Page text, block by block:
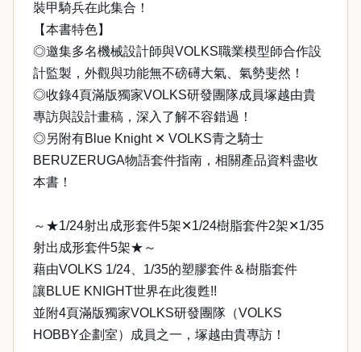
裝甲騎兵在此集合！
【本書特色】
◎邀集多名機械設計師與VOLKS職業模型師合作設
計監製，外觀與功能無不磅礡大氣、氣勢斐然！
◎收錄4頁滿版獨家VOLKS研發團隊成員塚越由貴
專訪與設計畫稿，深入了解不容錯過！
◎另附有Blue Knight ✕ VOLKS青之騎士
BERUZERUGA物語套件指南，相關產品資料盡收
本書！
～★1/24射出成形套件5架✕1/24樹脂套件2架✕1/35
射出成形套件5架★～
藉由VOLKS 1/24、1/35的塑膠套件＆樹脂套件
讓BLUE KNIGHT世界在此復甦!!
並附4頁滿版獨家VOLKS研發團隊（VOLKS
HOBBY企劃室）成員之一，塚越由貴專訪！